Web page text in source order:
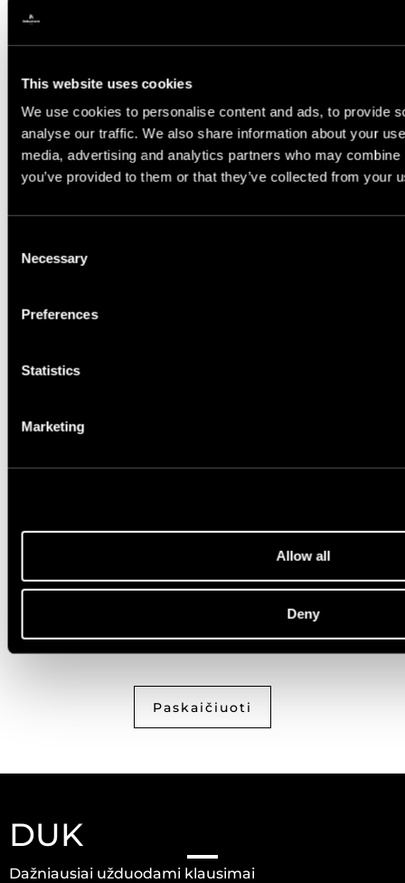
This website uses cookies
We use cookies to personalise content and ads, to provide
analyse our traffic. We also share information about your
media, advertising and analytics partners who may
you’ve provided to them or that they’ve collected from your
Selection
Necessary
Preferences
Statistics
Marketing
Allow all
Deny
Kiekis, m²
Reikalingas kiekis, m²
Perskaičiau ir sutinku suprivatumo politika
Paskaičiuoti
DUK
Dažniausiai užduodami klausimai